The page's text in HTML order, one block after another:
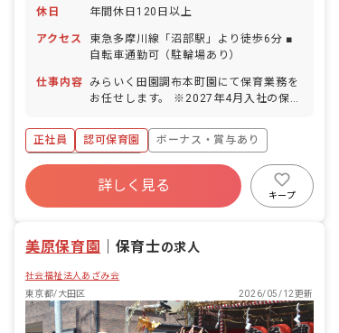
休日 年間休日120日以上
アクセス
東急多摩川線「沼部駅」より徒歩6分 ■
自転車通勤可（駐輪場あり）
仕事内容
みらいく田園調布本町園にて保育業務を
お任せします。 ※2027年4月入社の保育
のため、配属先は希望をお聞きしながら
決定します。 ■具体的な仕事内容 0歳か
ら6歳までのお子さまの保育業務をお任
せします。一人ひとりの個性に向き合
い、豊かな成長を促します。子どもたち
の興味関心に合わせたプログラムを考え
の言葉には、現代と未来をつなぐ「子ど
いがこめられています。一人ひとりの子
どもたちが、自分の個性と向き合い力強
く輝けるように。そのサポートをするこ
とが私たちの使命です。
正社員 認可保育園
ボーナス・賞与あり
年間休日120日以上
寮・住宅・家賃補助あり
社会保険完備
残業少なめ
詳しく見る
キープ
美原保育園 保育士の求人
社会福祉法人あざみ会
東京都/大田区
2026/05/12更新